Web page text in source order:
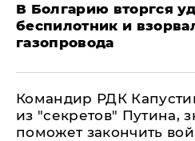
В Болгарию вторгся
беспилотник и
газопровода
Командир РДК
из "секретов" Путина,
поможет закончить